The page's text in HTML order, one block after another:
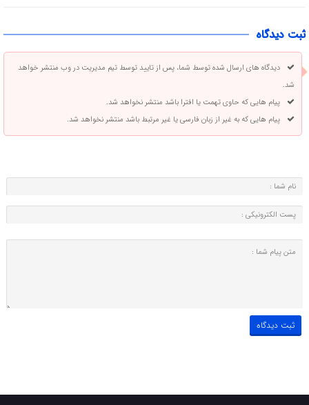
ثبت دیدگاه
دیدگاه های ارسال شده توسط شما، پس از تایید توسط تیم مدیریت در وب منتشر خواهد
شد.
پیام هایی که حاوی تهمت یا افترا باشد منتشر نخواهد شد.
پیام هایی که به غیر از زبان فارسی یا غیر مرتبط باشد منتشر نخواهد شد.